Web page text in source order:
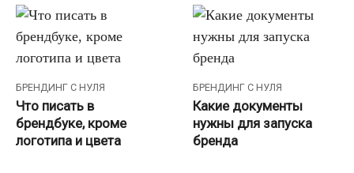
БРЕНДИНГ С НУЛЯ
Что писать в
брендбуке, кроме
логотипа и цвета
БРЕНДИНГ С НУЛЯ
Какие документы
нужны для запуска
бренда